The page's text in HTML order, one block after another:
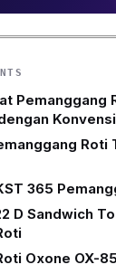
Pemanggang
Roti
365
D Sandwich
Oxone OX-